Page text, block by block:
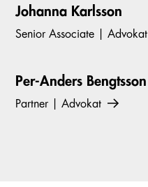
Johanna Karlsson
Senior Associate | Advokat
Per-Anders Bengtsson
Partner | Advokat